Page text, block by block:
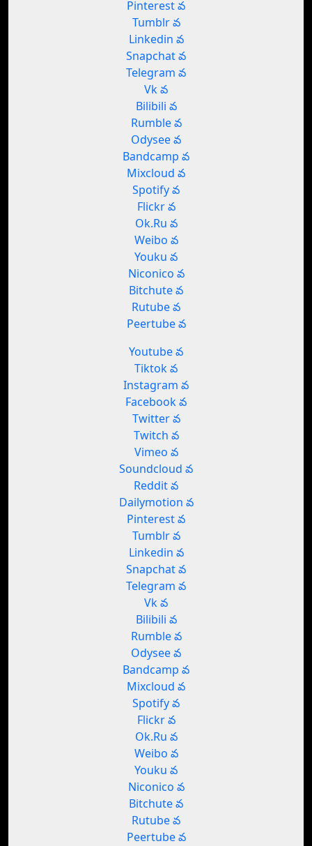
Pinterest వ
Tumblr వ
Linkedin వ
Snapchat వ
Telegram వ
Vk వ
Bilibili వ
Rumble వ
Odysee వ
Bandcamp వ
Mixcloud వ
Spotify వ
Flickr వ
Ok.Ru వ
Weibo వ
Youku వ
Niconico వ
Bitchute వ
Rutube వ
Peertube వ
Youtube వ
Tiktok వ
Instagram వ
Facebook వ
Twitter వ
Twitch వ
Vimeo వ
Soundcloud వ
Reddit వ
Dailymotion వ
Pinterest వ
Tumblr వ
Linkedin వ
Snapchat వ
Telegram వ
Vk వ
Bilibili వ
Rumble వ
Odysee వ
Bandcamp వ
Mixcloud వ
Spotify వ
Flickr వ
Ok.Ru వ
Weibo వ
Youku వ
Niconico వ
Bitchute వ
Rutube వ
Peertube వ